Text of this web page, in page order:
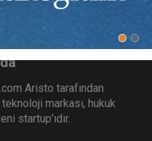
Aristo tarafından
markası, hukuk
startup’ıdır.